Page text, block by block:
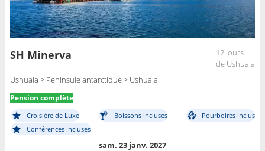
SH Minerva
12 jours
de Ushuaia
Ushuaia > Peninsule antarctique > Ushuaia
Pension complète
Croisière de Luxe Boissons incluses
Pourboires inclus
Conférences incluses
sam. 23 janv. 2027